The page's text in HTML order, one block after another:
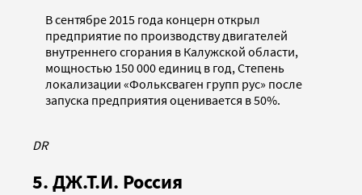
В сентябре 2015 года концерн открыл
предприятие по производству двигателей
внутреннего сгорания в Калужской области,
мощностью 150 000 единиц в год, Степень
локализации «Фольксваген групп рус» после
запуска предприятия оценивается в 50%.
DR
5. ДЖ.Т.И. Россия